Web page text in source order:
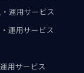
運用サービス
運用サービス
用サービス